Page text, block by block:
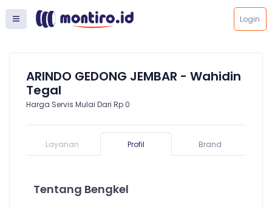
Login
ARINDO GEDONG JEMBAR - Wahidin
Tegal
Harga Servis Mulai Dari Rp 0
Layanan Profil Brand
Tentang Bengkel